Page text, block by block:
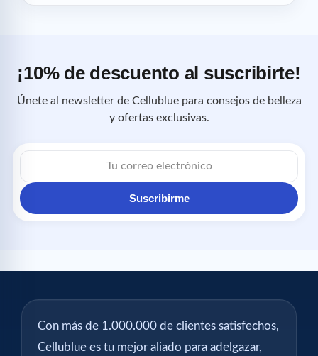
¡10% de descuento al suscribirte!
Únete al newsletter de Cellublue para consejos de belleza
y ofertas exclusivas.
Correo
electrónico
Suscribirme
Con más de 1.000.000 de clientes satisfechos,
Cellublue es tu mejor aliado para adelgazar,